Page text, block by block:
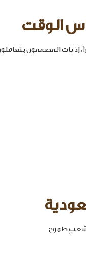
الوقت
إذ بات المصممون
شعبٍ طموح